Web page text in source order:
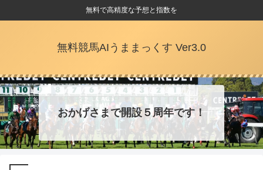
無料で高精度な予想と指数を
無料競馬AIうままっくす Ver3.0
おかげさまで開設５周年です！